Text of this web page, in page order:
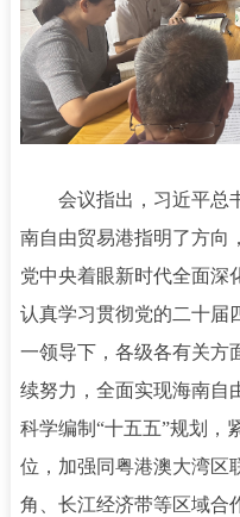
会议指出，习近平总
南自由贸易港指明了方向
党中央着眼新时代全面深
认真学习贯彻党的二十届
一领导下，各级各有关方
续努力，全面实现海南自
科学编制“十五五”规划，
位，加强同粤港澳大湾区
角、长江经济带等区域合